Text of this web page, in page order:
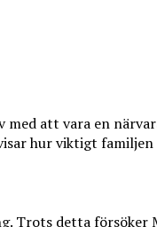
med att vara en
hur viktigt
Trots detta försöker